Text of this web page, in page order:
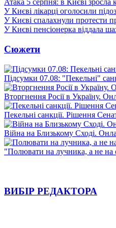
Атака 5 серпня: в Києві зросла
У Києві лікарці оголосили
У Києві спалахнули протести
У Києві пенсіонерка віддала
Сюжети
Підсумки 07.08: "Пекельні"
Вторгнення Росії в Україну.
Пекельні санкції. Рішення
Війна на Близькому Сході.
"Полювати на лучника, а не на
ВИБІР РЕДАКТОРА